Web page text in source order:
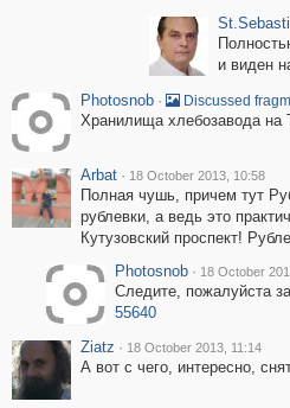
и виден
Photosnob · Discussed
Хранилища хлебозавода на
Arbat · 18 October 2013, 10:58
Полная чушь, причем тут
рублевки, а ведь это
Кутузовский проспект!
Photosnob · 18 October
Следите, пожалуйста
55640
Ziatz · 18 October 2013, 11:14
А вот с чего, интересно,